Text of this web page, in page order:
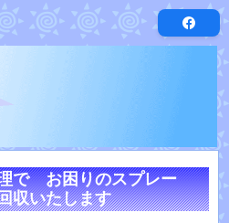
で お困りのスプレー
収いたします